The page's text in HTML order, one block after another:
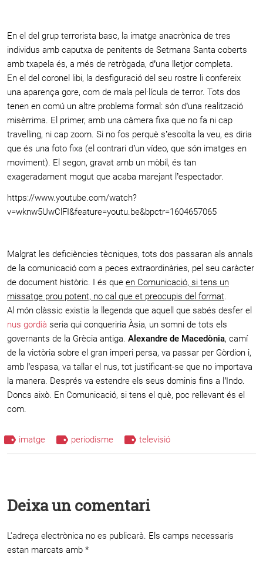
En el del grup terrorista basc, la imatge anacrònica de tres
individus amb caputxa de penitents de Setmana Santa coberts
amb txapela és, a més de retrògada, d’una lletjor completa.
En el del coronel libi, la desfiguració del seu rostre li confereix
una aparença gore, com de mala pel·lícula de terror. Tots dos
tenen en comú un altre problema formal: són d’una realització
misèrrima. El primer, amb una càmera fixa que no fa ni cap
travelling, ni cap zoom. Si no fos perquè s’escolta la veu, es diria
que és una foto fixa (el contrari d’un vídeo, que són imatges en
moviment). El segon, gravat amb un mòbil, és tan
exageradament mogut que acaba marejant l’espectador.
https://www.youtube.com/watch?
v=wknw5UwClFI&feature=youtu.be&bpctr=1604657065
Malgrat les deficiències tècniques, tots dos passaran als annals
de la comunicació com a peces extraordinàries, pel seu caràcter
de document històric. I és que en Comunicació, si tens un
missatge prou potent, no cal que et preocupis del format.
Al món clàssic existia la llegenda que aquell que sabés desfer el
nus gordià seria qui conqueriria Àsia, un somni de tots els
governants de la Grècia antiga. Alexandre de Macedònia, camí
de la victòria sobre el gran imperi persa, va passar per Gòrdion i,
amb l’espasa, va tallar el nus, tot justificant-se que no importava
la manera. Després va estendre els seus dominis fins a l’Indo.
Doncs això. En Comunicació, si tens el què, poc rellevant és el
com.
imatge periodisme televisió
Deixa un comentari
L'adreça electrònica no es publicarà. Els camps necessaris
estan marcats amb *